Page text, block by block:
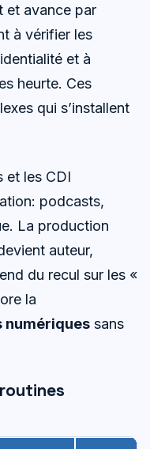
et avance par
à vérifier les
et à
heurte. Ces
qui s’installent
et les CDI
podcasts,
La production
auteur,
du recul sur les «
la
numériques sans